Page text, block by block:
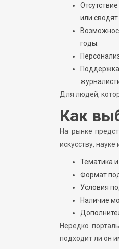
или
годы.
Для людей,
Как
На рынке
искусству,
Тематика
Формат
Условия
Наличие
Нередко
подходит ли он